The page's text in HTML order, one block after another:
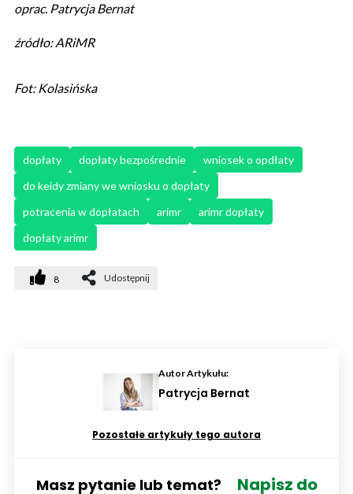
oprac. Patrycja Bernat
źródło: ARiMR
Fot: Kolasińska
dopłaty dopłaty bezpośrednie
wniosek o opdłaty
do keidy zmiany we wniosku o dopłaty
potracenia w dopłatach
arimr
arimr dopłaty
dopłaty arimr
8 Udostępnij
Autor Artykułu:
Patrycja Bernat
Pozostałe artykuły tego autora
Masz pytanie lub temat?
Napisz do